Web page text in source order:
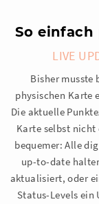
So
LIVE
Bisher musste
physischen Karte
Die aktuelle
Karte selbst
bequemer: Alle
up-to-date
aktualisiert, oder
Status-Levels ein